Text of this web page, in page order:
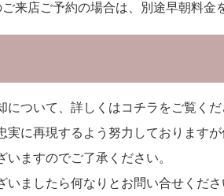
来店ご予約の場合は、別途早朝料金
について、詳しくはコチラ をご覧くだ
実に再現するよう努力しております
いますのでご了承ください。
いましたら何なりとお問い合せくださ